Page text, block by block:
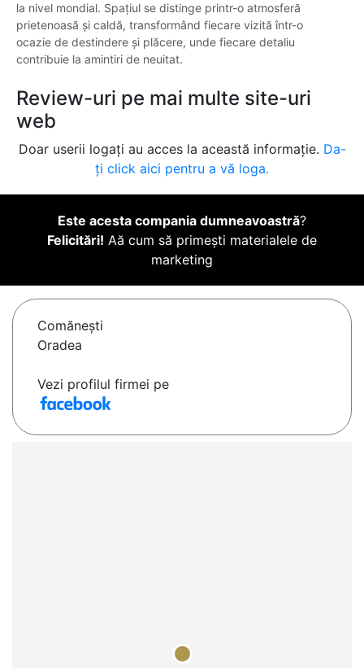
la nivel mondial. Spațiul se distinge printr-o atmosferă
prietenoasă și caldă, transformând fiecare vizită într-o
ocazie de destindere și plăcere, unde fiecare detaliu
contribuie la amintiri de neuitat.
Review-uri pe mai multe site-uri
web
Doar userii logați au acces la această informație. Da-
ți click aici pentru a vă loga.
Este acesta compania dumneavoastră?
Felicitări! Aă cum să primești materialele de
marketing
Comăneşti
Oradea
Vezi profilul firmei pe